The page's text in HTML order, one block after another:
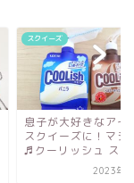
スクイーズ
息子が大好きなアイ
スクイーズに！マシ
♬クーリッシュ スク
2023年1